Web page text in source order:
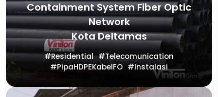
Containment System Fiber Optic
Network
Kota Deltamas
Residential
Telecomunication
PipaHDPEKabelFO
Instalasi